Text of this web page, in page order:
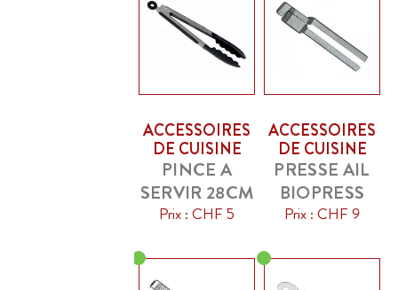
ACCESSOIRES
DE CUISINE
PINCE A
SERVIR 28CM
Prix : CHF 5
ACCESSOIRES
DE CUISINE
PRESSE AIL
BIOPRESS
Prix : CHF 9